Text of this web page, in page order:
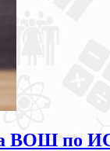
ВОШ по